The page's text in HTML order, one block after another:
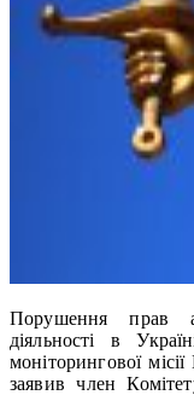
Порушення прав
діяльності в
моніторингової
заявив член